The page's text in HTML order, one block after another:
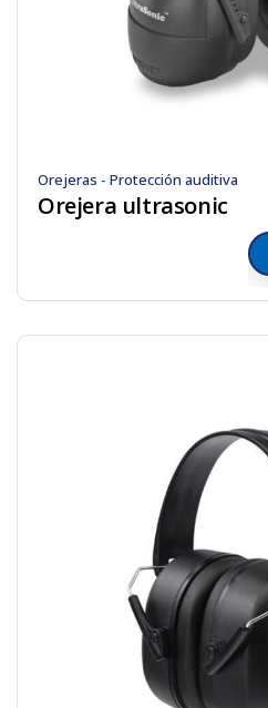
Orejeras - Protección auditiva
Orejera ultrasonic